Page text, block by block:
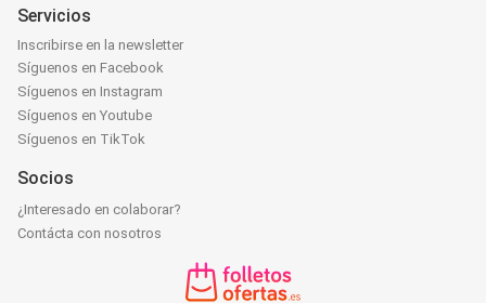
Servicios
Inscribirse en la newsletter
Síguenos en Facebook
Síguenos en Instagram
Síguenos en Youtube
Síguenos en TikTok
Socios
¿Interesado en colaborar?
Contácta con nosotros